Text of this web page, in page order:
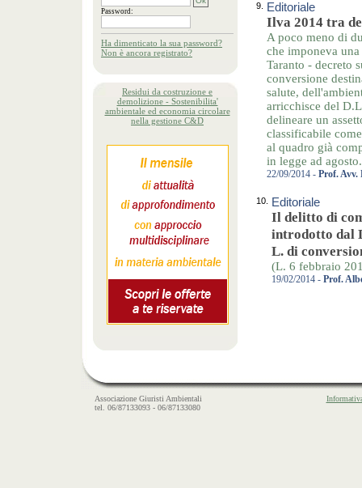
Password:
Ha dimenticato la sua password?
Non è ancora registrato?
Residui da costruzione e
demolizione - Sostenibilita'
ambientale ed economia circolare
nella gestione C&D
9. Editoriale
Ilva 2014 tra
A poco meno di
che imponeva
Taranto - decreto
conversione
salute,
arricchisce del
delineare un
classificabile
al quadro già
in legge ad agosto.
22/09/2014 - Prof. Avv.
10. Editoriale
Il delitto di
introdotto dal
L. di
(L. 6 febbraio
19/02/2014 - Prof.
Associazione Giuristi Ambientali
tel. 06/87133093 - 06/87133080